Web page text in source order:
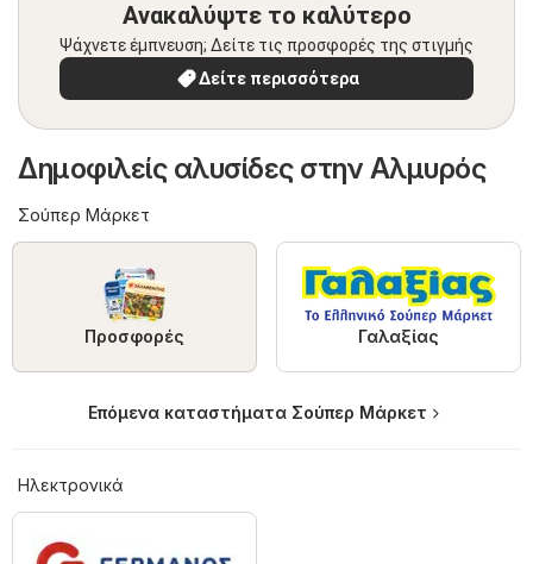
Ανακαλύψτε το καλύτερο
Ψάχνετε έμπνευση; Δείτε τις προσφορές της στιγμής
Δείτε περισσότερα
Δημοφιλείς αλυσίδες στην Αλμυρός
Σούπερ Μάρκετ
Προσφορές Γαλαξίας
Επόμενα καταστήματα Σούπερ Μάρκετ
Hλεκτρονικά